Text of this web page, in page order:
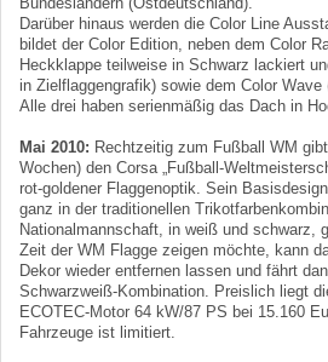
Darüber hinaus werden die Color Line
bildet der Color Edition, neben dem Color
Heckklappe teilweise in Schwarz lackiert
in Zielflaggengrafik) sowie dem Color Wave
Alle drei haben serienmäßig das Dach in
Mai 2010: Rechtzeitig zum Fußball WM
Wochen) den Corsa „Fußball-
rot-goldener Flaggenoptik. Sein
ganz in der traditionellen
Nationalmannschaft, in weiß und schwarz,
Zeit der WM Flagge zeigen möchte, kann
Dekor wieder entfernen lassen und fährt
Schwarzweiß-Kombination. Preislich liegt
ECOTEC-Motor 64 kW/87 PS bei 15.160
Fahrzeuge ist limitiert.